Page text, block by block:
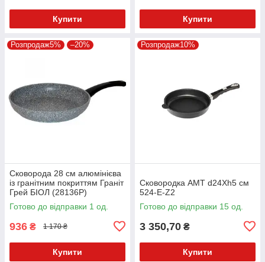
Купити Купити
Розпродаж5% –20%
Сковорода 28 см алюмінієва
із гранітним покриттям Граніт
Грей БІОЛ (28136Р)
Готово до відправки 1 од.
936 ₴ 1 170 ₴
Купити
Розпродаж10%
Сковородка AMT d24Xh5 см
524-E-Z2
Готово до відправки 15 од.
3 350,70 ₴
Купити